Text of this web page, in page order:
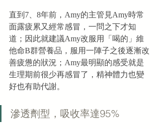
直到7、8年前，Amy的主管見Amy時常
面露疲累又經常感冒，一問之下才知
道；因此就建議Amy改服用「喝的」維
他命B群營養品，服用一陣子之後逐漸改
善疲憊的狀況；Amy最明顯的感受就是
生理期前很少再感冒了，精神體力也變
好也有助代謝。
滲透劑型，吸收率達95%